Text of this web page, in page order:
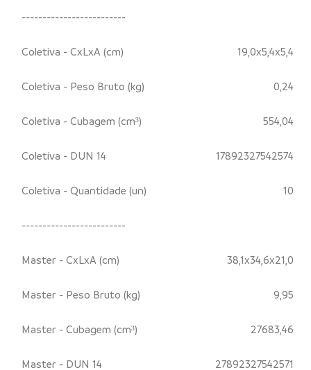
-------------------------
Coletiva - CxLxA (cm) 19,0x5,4x5,4
Coletiva - Peso Bruto (kg) 0,24
Coletiva - Cubagem (cm³) 554,04
Coletiva - DUN 14 17892327542574
Coletiva - Quantidade (un) 10
-------------------------
Master - CxLxA (cm) 38,1x34,6x21,0
Master - Peso Bruto (kg) 9,95
Master - Cubagem (cm³) 27683,46
Master - DUN 14 27892327542571